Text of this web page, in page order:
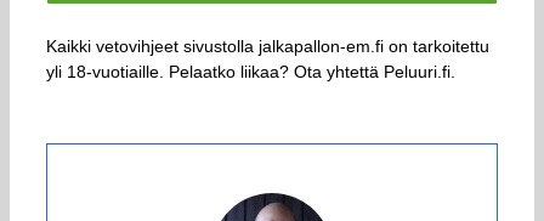
Kaikki vetovihjeet sivustolla jalkapallon-em.fi on tarkoitettu
yli 18-vuotiaille. Pelaatko liikaa? Ota yhtettä Peluuri.fi.